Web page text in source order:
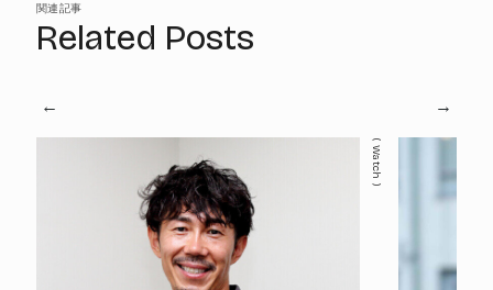
関連記事
Related Posts
Watch